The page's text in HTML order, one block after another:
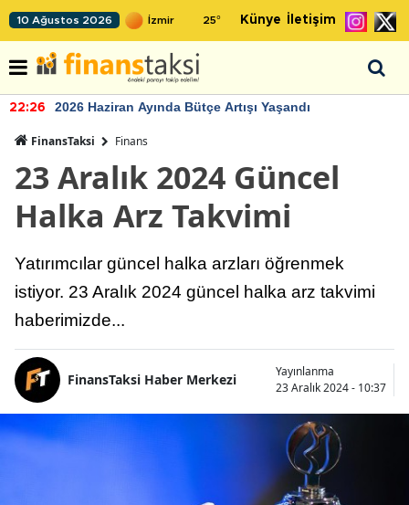
10 Ağustos 2026 25° Künye İletişim
22:26 2026 Haziran Ayında Bütçe Artışı Yaşandı
FinansTaksi Finans
23 Aralık 2024 Güncel
Halka Arz Takvimi
Yatırımcılar güncel halka arzları öğrenmek
istiyor. 23 Aralık 2024 güncel halka arz takvimi
haberimizde...
FinansTaksi Haber Merkezi
Yayınlanma
23 Aralık 2024 - 10:37